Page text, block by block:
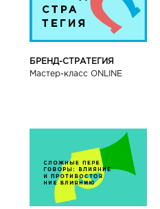
БРЕНД-СТРАТЕГИЯ
Мастер-класс ONLINE